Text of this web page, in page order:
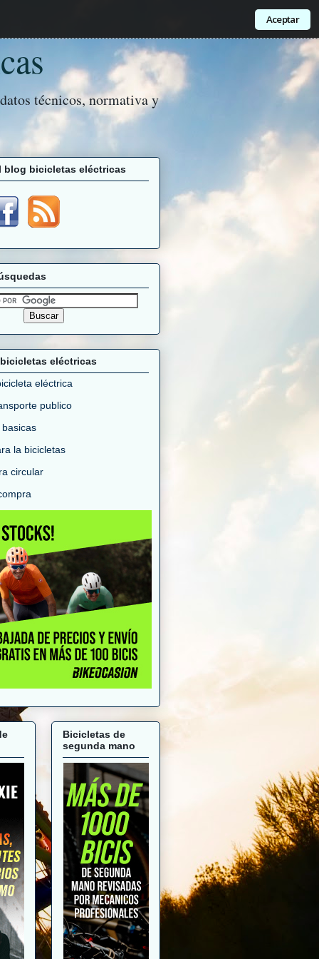
Aceptar
técnicos, normativa y
blog bicicletas eléctricas
eléctricas
eléctrica
publico
la bicicletas
circular
Bicicletas de
segunda mano